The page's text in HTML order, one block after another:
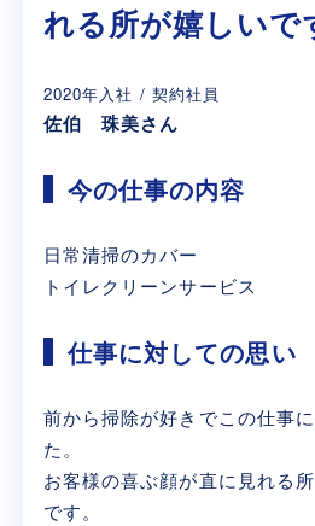
れる所が嬉しいで
2020年入社 / 契約社員
佐伯 珠美さん
今の仕事の内容
日常清掃のカバー
トイレクリーンサービス
仕事に対しての思い
前から掃除が好きでこの仕事
た。
お客様の喜ぶ顔が直に見れる
です。